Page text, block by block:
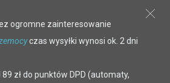
ogromne zainteresowanie
czas wysyłki wynosi ok. 2 dni
zł do punktów DPD (automaty,